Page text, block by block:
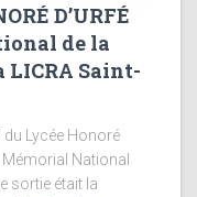
D’URFÉ
de la
LICRA Saint-
du Lycée Honoré
Mémorial National
sortie était la